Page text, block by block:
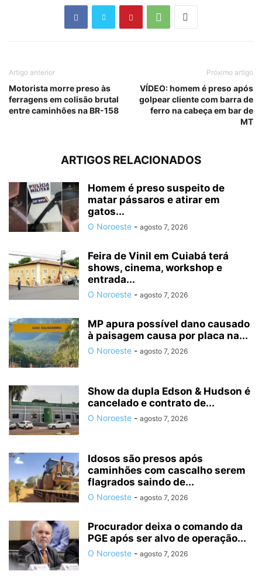
Artigo anterior
Motorista morre preso às
ferragens em colisão brutal
entre caminhões na BR-158
Próximo artigo
VÍDEO: homem é preso após
golpear cliente com barra de
ferro na cabeça em bar de
MT
ARTIGOS RELACIONADOS
Homem é preso suspeito de
matar pássaros e atirar em
gatos...
O Noroeste - agosto 7, 2026
Feira de Vinil em Cuiabá terá
shows, cinema, workshop e
entrada...
O Noroeste - agosto 7, 2026
MP apura possível dano causado
à paisagem causa por placa na...
O Noroeste - agosto 7, 2026
Show da dupla Edson & Hudson é
cancelado e contrato de...
O Noroeste - agosto 7, 2026
Idosos são presos após
caminhões com cascalho serem
flagrados saindo de...
O Noroeste - agosto 7, 2026
Procurador deixa o comando da
PGE após ser alvo de operação...
O Noroeste - agosto 7, 2026